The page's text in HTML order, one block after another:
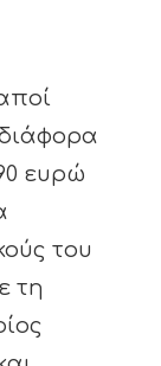
ευρώ
του
τη